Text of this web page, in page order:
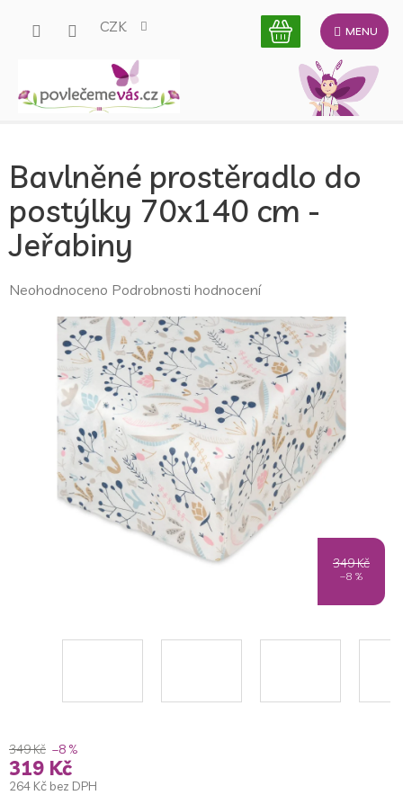
CZK
Bavlněné prostěradlo do
postýlky 70x140 cm -
Jeřabiny
Průměrné
produktu
hvězdiček.
Neohodnoceno Podrobnosti hodnocení
349 Kč
–8 %
349 Kč –8 %
319 Kč
264 Kč bez DPH